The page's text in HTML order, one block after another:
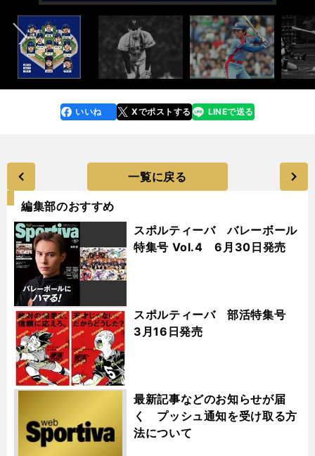
faceboo
k
いいね Xでポストする
line LINEで送る
一覧に戻る
編集部のおすすめ
スポルティーバ バレーボール
特集号 Vol.4 6月30日発売
スポルティーバ 部活特集号
3月16日発売
最新記事などのお知らせが届
く プッシュ通知を受け取る方
法について